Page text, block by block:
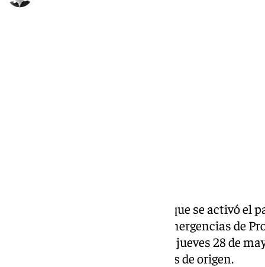
La 42 edición del Plan Romero, que se activó el
marco del Plan Territorial de Emergencias de
finalizado a última hora de este jueves 28 de
peregrinos al Rocío a sus lugares de origen.